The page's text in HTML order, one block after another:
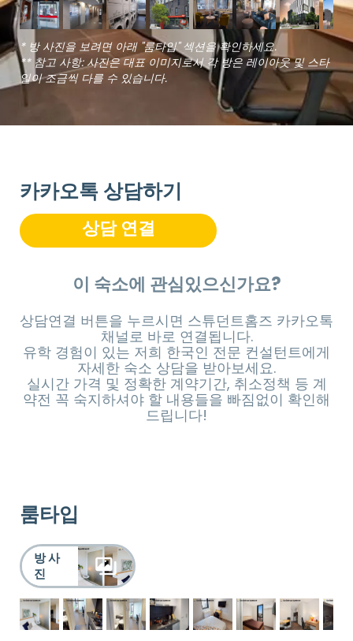
* 방 사진을 보려면 아래 "룸타입" 섹션을 확인하세요.
** 참고 사항: 사진은 대표 이미지로서 각 방은 레이아웃 및 스타
일이 조금씩 다를 수 있습니다.
카카오톡 상담하기
상담 연결
이 숙소에 관심있으신가요?
상담연결 버튼을 누르시면 스튜던트홈즈 카카오톡
채널로 바로 연결됩니다.
유학 경험이 있는 저희 한국인 전문 컨설턴트에게
자세한 숙소 상담을 받아보세요.
실시간 가격 및 정확한 계약기간, 취소정책 등 계
약전 꼭 숙지하셔야 할 내용들을 빠짐없이 확인해
드립니다!
룸타입
방 사
진